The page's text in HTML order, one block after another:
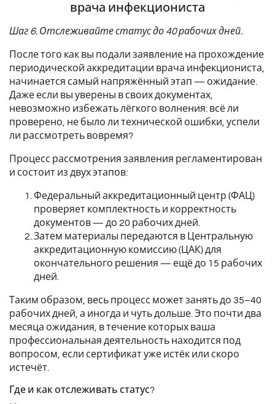
врача инфекциониста
Шаг 6. Отслеживайте статус до 40 рабочих дней.
После того как вы подали заявление на прохождение
периодической аккредитации врача инфекциониста,
начинается самый напряжённый этап — ожидание.
Даже если вы уверены в своих документах,
невозможно избежать лёгкого волнения: всё ли
проверено, не было ли технической ошибки, успели
ли рассмотреть вовремя?
Процесс рассмотрения заявления регламентирован
и состоит из двух этапов:
Федеральный аккредитационный центр (ФАЦ)
проверяет комплектность и корректность
документов — до 20 рабочих дней.
Затем материалы передаются в Центральную
аккредитационную комиссию (ЦАК) для
окончательного решения — ещё до 15 рабочих
дней.
Таким образом, весь процесс может занять до 35–40
рабочих дней, а иногда и чуть дольше. Это почти два
месяца ожидания, в течение которых ваша
профессиональная деятельность находится под
вопросом, если сертификат уже истёк или скоро
истечёт.
Где и как отслеживать статус?